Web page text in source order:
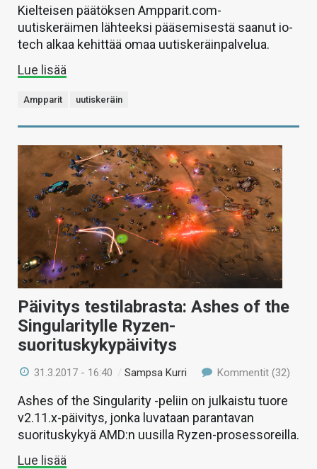
Kielteisen päätöksen Ampparit.com-
uutiskeräimen lähteeksi pääsemisestä saanut io-
tech alkaa kehittää omaa uutiskeräinpalvelua.
Lue lisää
Ampparit uutiskeräin
Päivitys testilabrasta: Ashes of the
Singularitylle Ryzen-
suorituskykypäivitys
31.3.2017 - 16:40 /Sampsa Kurri Kommentit (32)
Ashes of the Singularity -peliin on julkaistu tuore
v2.11.x-päivitys, jonka luvataan parantavan
suorituskykyä AMD:n uusilla Ryzen-prosessoreilla.
Lue lisää